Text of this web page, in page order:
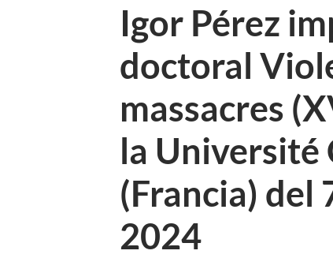
Igor Pérez
doctoral
massacres
la Université
(Francia) del
2024